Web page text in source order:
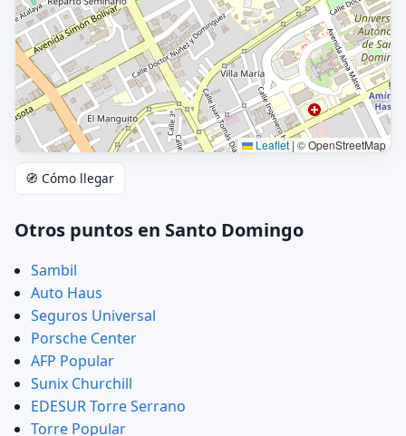
Leaflet | © OpenStreetMap
🧭 Cómo llegar
Otros puntos en Santo Domingo
Sambil
Auto Haus
Seguros Universal
Porsche Center
AFP Popular
Sunix Churchill
EDESUR Torre Serrano
Torre Popular